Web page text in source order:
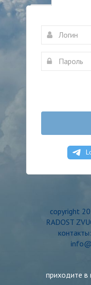
copyright
RADOST
приходите в